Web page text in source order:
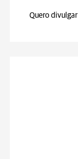
Quero divulgar